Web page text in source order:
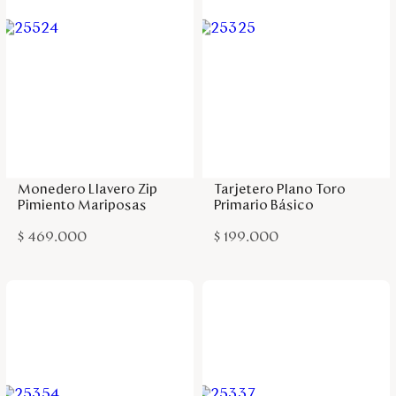
Monedero Llavero Zip
Pimiento Mariposas
$ 469.000
Tarjetero Plano Toro
Primario Básico
$ 199.000